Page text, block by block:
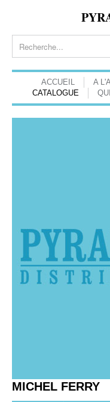
ACCUEIL A
CATALOGUE
MICHEL FERRY